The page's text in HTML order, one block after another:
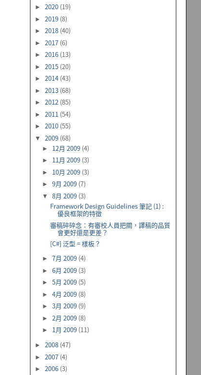
► 2020 (19)
► 2019 (8)
► 2018 (40)
► 2017 (6)
► 2016 (13)
► 2015 (20)
► 2014 (43)
► 2013 (68)
► 2012 (85)
► 2011 (54)
► 2010 (55)
▼ 2009 (68)
► 12月 2009 (4)
► 11月 2009 (3)
► 10月 2009 (3)
►9月 2009 (7)
▼8月 2009 (3)
Framework Design Guidelines 筆記 (1) :
優良框架的特徵
審稿碎碎念：有審校人員把關，譯稿的品質
會更好還是更差？
[C#] 泛型 = 樣板？
►7月 2009 (4)
►6月 2009 (3)
►5月 2009 (5)
►4月 2009 (8)
►3月 2009 (9)
►2月 2009 (8)
► 1月 2009 (11)
► 2008 (47)
► 2007 (4)
► 2006 (3)